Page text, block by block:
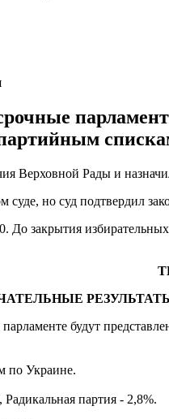
Верховной Рады и
но суд подтвердил
До закрытия
будут
по Украине.
партия - 2,8%.